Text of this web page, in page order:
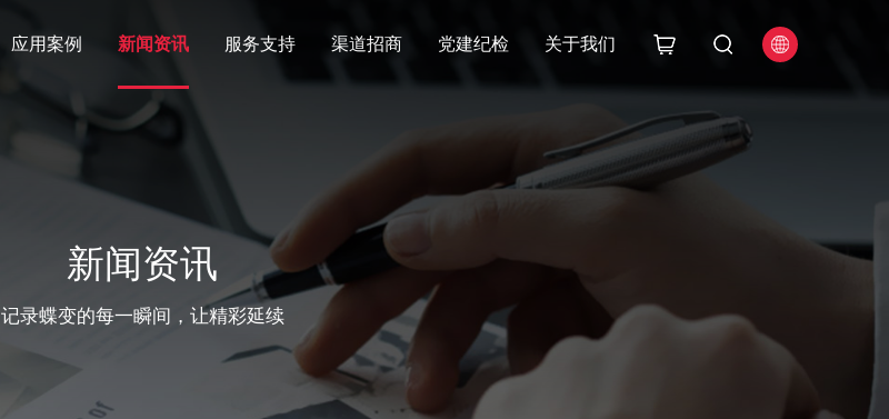
应用案例 新闻资讯 服务支持 渠道招商 党建纪检 关于我们
新闻资讯
记录蝶变的每一瞬间，让精彩延续